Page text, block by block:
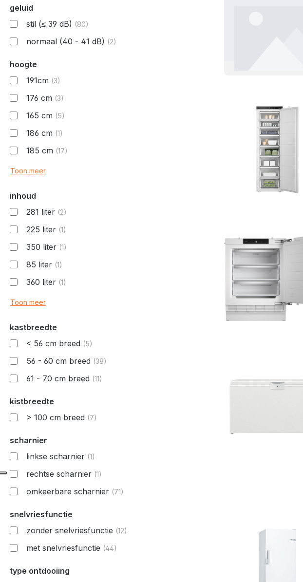
geluid
stil (≤ 39 dB) (80)
normaal (40 - 41 dB) (2)
hoogte
191cm (3)
176 cm (3)
165 cm (5)
186 cm (1)
185 cm (17)
Toon meer
inhoud
281 liter (2)
225 liter (1)
350 liter (1)
85 liter (1)
360 liter (1)
Toon meer
kastbreedte
< 56 cm breed (5)
56 - 60 cm breed (38)
61 - 70 cm breed (11)
kistbreedte
> 100 cm breed (7)
scharnier
linkse scharnier (1)
rechtse scharnier (1)
omkeerbare scharnier (71)
snelvriesfunctie
zonder snelvriesfunctie (12)
met snelvriesfunctie (44)
type ontdooiing